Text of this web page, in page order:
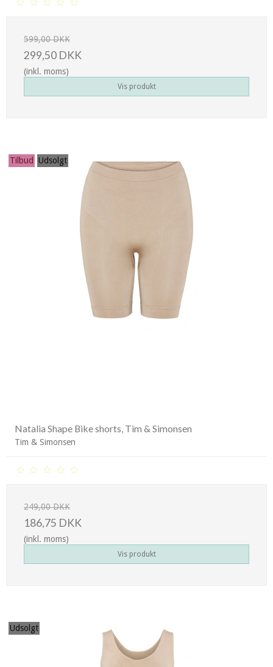
599,00 DKK
299,50 DKK
(inkl. moms)
Vis produkt
Tilbud Udsolgt
Natalia Shape Bike shorts, Tim & Simonsen
Tim & Simonsen
249,00 DKK
186,75 DKK
(inkl. moms)
Vis produkt
Udsolgt